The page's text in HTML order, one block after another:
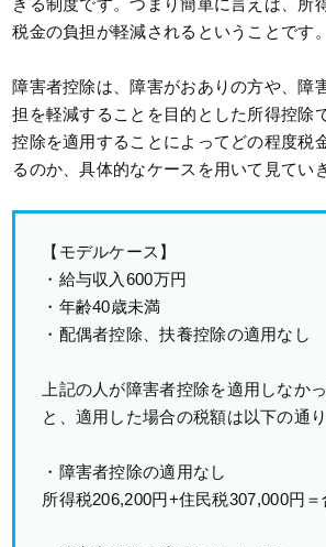
きる制度です。つまり簡単に言えば、所
税金の負担が軽減されるということです。
障害者控除は、障害がおありの方や、障
担を軽減することを目的とした所得控除
控除を適用することによってどの程度税
るのか、具体的なケースを用いて見てい
【モデルケース】
・給与収入600万円
・年齢40歳未満
・配偶者控除、扶養控除の適用なし
上記の人が障害者控除を適用しなか
と、適用した場合の税額は以下の通り
・障害者控除の適用なし
所得税206,200円+住民税307,000円